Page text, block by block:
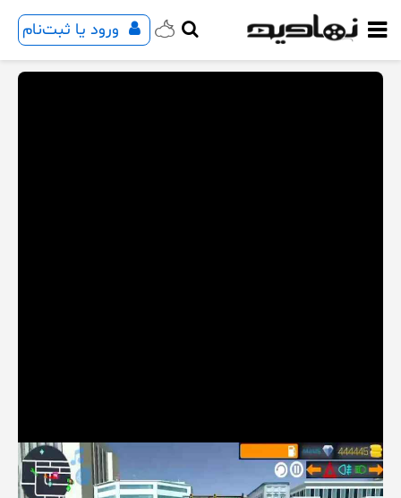
ورود یا ثبت‌نام